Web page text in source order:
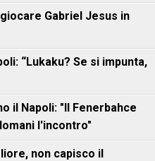
Gabriel Jesus in
“Lukaku? Se si impunta,
il Napoli: "Il Fenerbahce
l'incontro"
non capisco il